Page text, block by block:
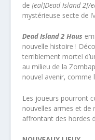
de[eal]Dead Island 2[/
mystérieuse secte de
Dead Island 2 Haus
nouvelle histoire !
terriblement mortel
au milieu de la
nouvel avenir, comme
Les joueurs pourront
nouvelles armes et de
affrontant des hordes